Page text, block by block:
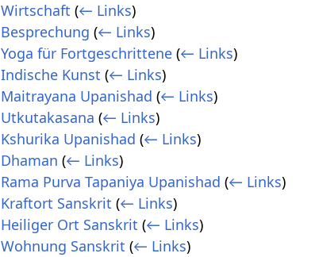
Wirtschaft (← Links)
Besprechung (← Links)
Yoga für Fortgeschrittene (← Links)
Indische Kunst (← Links)
Maitrayana Upanishad (← Links)
Utkutakasana (← Links)
Kshurika Upanishad (← Links)
Dhaman (← Links)
Rama Purva Tapaniya Upanishad (← Links)
Kraftort Sanskrit (← Links)
Heiliger Ort Sanskrit (← Links)
Wohnung Sanskrit (← Links)